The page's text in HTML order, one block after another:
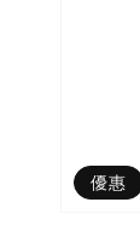
優惠